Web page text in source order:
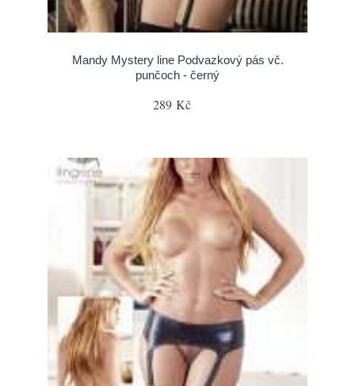
Mandy Mystery line Podvazkový pás vč.
punčoch - černý
289 Kč